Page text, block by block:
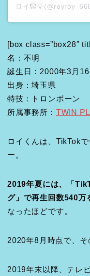
ロイ
[box class=”box28″
名：不明
誕生日：2000年3月16
出身：埼玉県
特技：トロンボーン
所属事務所： TWIN
ロイくんは、TikTok
ー。
2019年夏には、「
グ」で再生回数540万
なったほどです。
2020年8月時点で、そ
2019年末以降、テレ